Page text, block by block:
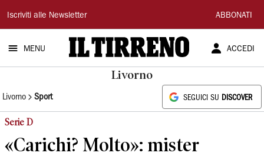
Il
Tirreno
Iscriviti alle Newsletter ABBONATI
MENU ACCEDI
Livorno
Livorno Sport SEGUICI SU DISCOVER
Serie D
«Carichi? Molto»: mister